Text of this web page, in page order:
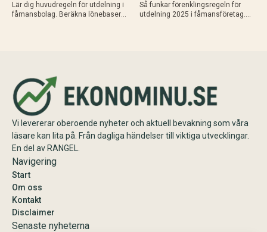
Lär dig huvudregeln för utdelning i
fåmansbolag. Beräkna lönebaserat
Så funkar förenklingsregeln för
utdelning 2025 i fåmansföretag.
Vi levererar oberoende nyheter och aktuell bevakning som våra
läsare kan lita på. Från dagliga händelser till viktiga utvecklingar.
En del av RANGEL.
Navigering
Start
Om oss
Kontakt
Disclaimer
Senaste nyheterna